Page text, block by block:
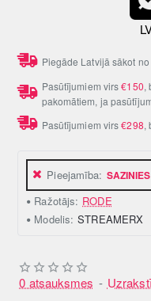
Pieejamība:
Ražotājs: RODE
Modelis: STREAMERX
0 atsauksmes -
Piegāde Latvijā sākot
Pasūtījumiem virs€150,
pakomātiem, ja
Pasūtījumiem virs€298,